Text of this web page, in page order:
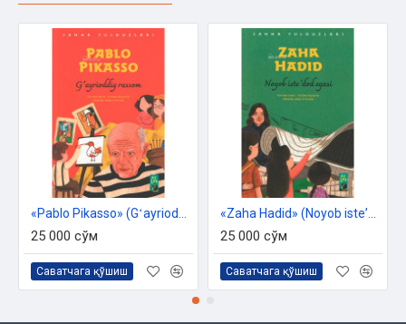
25 000 сўм
Саватчага қўшиш
25 000 сўм
Саватчага қўшиш